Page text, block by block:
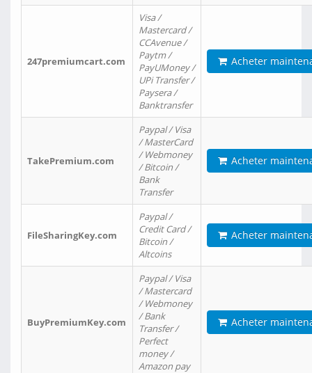
247premiumcart.com
Visa /
Mastercard /
CCAvenue /
Paytm /
PayUMoney /
UPi Transfer /
Paysera /
Banktransfer
Acheter
TakePremium.com
Paypal / Visa
/ MasterCard
/ Webmoney
/ Bitcoin /
Bank
Transfer
Acheter
FileSharingKey.com
Paypal /
Credit Card /
Bitcoin /
Altcoins
Acheter
BuyPremiumKey.com
Paypal / Visa
/ Mastercard
/ Webmoney
/ Bank
Transfer /
Perfect
money /
Amazon pay
Acheter